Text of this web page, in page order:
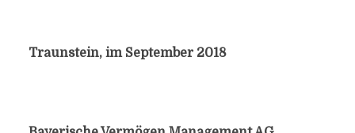
Traunstein, im September 2018